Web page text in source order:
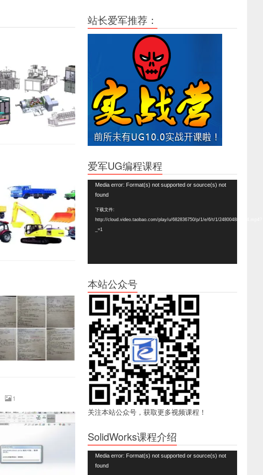
1
站长爱军推荐：
爱军UG编程课程
Media error: Format(s) not supported or source(s) not
found
下载文件:
http://cloud.video.taobao.com/play/u/682836750/p/1/e/6/t/1/248004888864.mp4?
_=1
本站公众号
关注本站公众号，获取更多视频课程！
SolidWorks课程介绍
Media error: Format(s) not supported or source(s) not
found